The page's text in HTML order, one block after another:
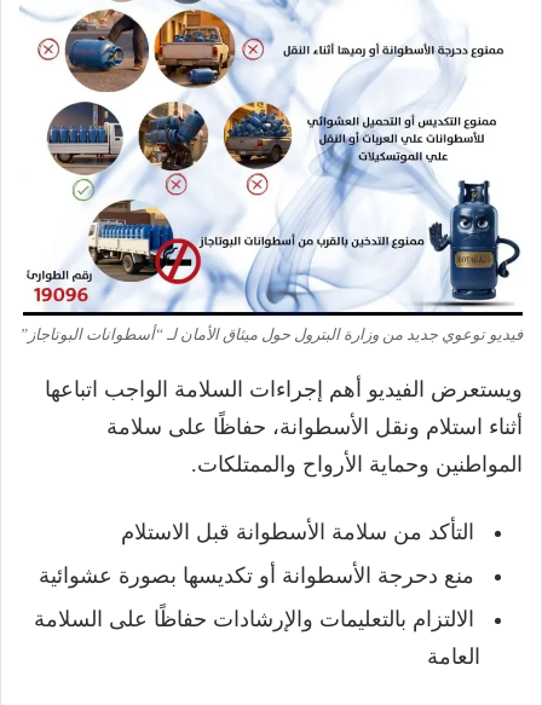
فيديو توعوي جديد من وزارة البترول حول ميثاق الأمان لـ “أسطوانات البوتاجاز”
ويستعرض الفيديو أهم إجراءات السلامة الواجب اتباعها
أثناء استلام ونقل الأسطوانة، حفاظًا على سلامة
المواطنين وحماية الأرواح والممتلكات.
التأكد من سلامة الأسطوانة قبل الاستلام
منع دحرجة الأسطوانة أو تكديسها بصورة عشوائية
الالتزام بالتعليمات والإرشادات حفاظًا على السلامة
العامة